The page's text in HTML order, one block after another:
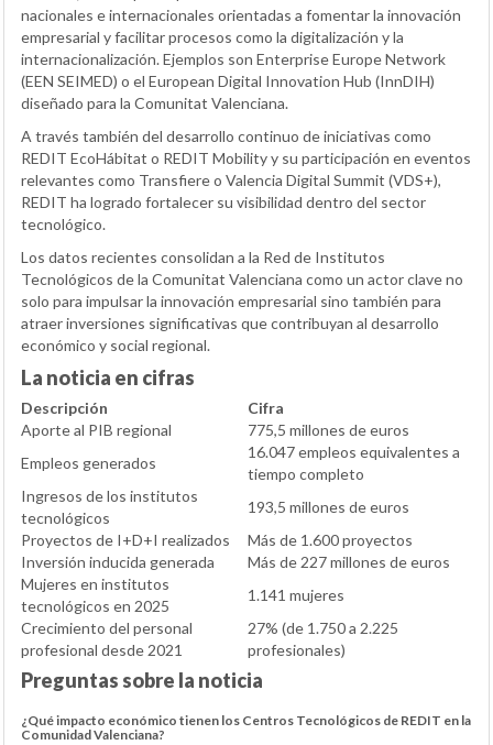
nacionales e internacionales orientadas a fomentar la innovación
empresarial y facilitar procesos como la digitalización y la
internacionalización. Ejemplos son Enterprise Europe Network
(EEN SEIMED) o el European Digital Innovation Hub (InnDIH)
diseñado para la Comunitat Valenciana.
A través también del desarrollo continuo de iniciativas como
REDIT EcoHábitat o REDIT Mobility y su participación en eventos
relevantes como Transfiere o Valencia Digital Summit (VDS+),
REDIT ha logrado fortalecer su visibilidad dentro del sector
tecnológico.
Los datos recientes consolidan a la Red de Institutos
Tecnológicos de la Comunitat Valenciana como un actor clave no
solo para impulsar la innovación empresarial sino también para
atraer inversiones significativas que contribuyan al desarrollo
económico y social regional.
La noticia en cifras
Descripción
Cifra
Aporte al PIB regional
775,5 millones de euros
Empleos generados
16.047 empleos equivalentes a
tiempo completo
Ingresos de los institutos
tecnológicos
193,5 millones de euros
Proyectos de I+D+I realizados
Más de 1.600 proyectos
Inversión inducida generada
Más de 227 millones de euros
Mujeres en institutos
tecnológicos en 2025
1.141 mujeres
Crecimiento del personal
profesional desde 2021
27% (de 1.750 a 2.225
profesionales)
Preguntas sobre la noticia
¿Qué impacto económico tienen los Centros Tecnológicos de REDIT en la
Comunidad Valenciana?